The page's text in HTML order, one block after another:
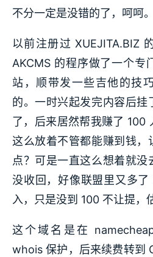
不分一定是没错的了，呵呵。
以前注册过 XUEJITA.BIZ
AKCMS 的程序做了一个专
站，顺带发一些吉他的技
的。一时兴起发完内容后挂
了，后来居然帮我赚了 100
这么放着不管都能赚到钱，
点？可是一直这么想着就没
没收回，好像联盟里又多
入，只是没到 100 不让提，
这个域名是在
whois 保护，后来续费转到